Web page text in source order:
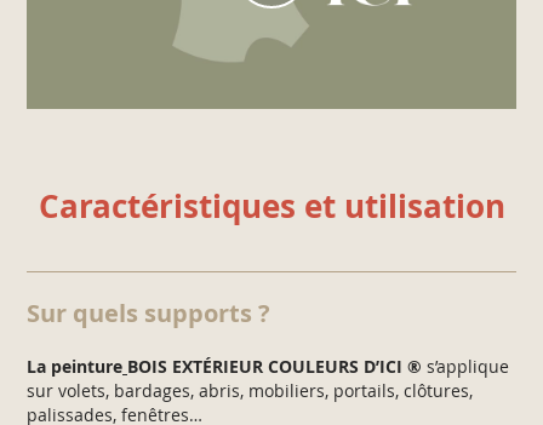
Caractéristiques et utilisation
Sur quels supports ?
La peinture BOIS EXTÉRIEUR COULEURS D’ICI ® s’applique
sur volets, bardages, abris, mobiliers, portails, clôtures,
palissades, fenêtres…